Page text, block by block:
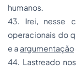
humanos.
43. Irei, nesse
operacionais do
e a argumentação
44. Lastreado